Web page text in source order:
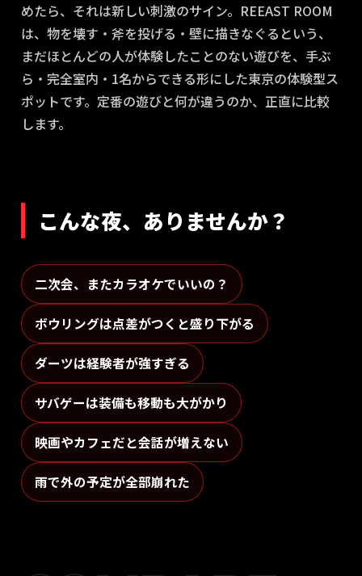
めたら、それは新しい刺激のサイン。REEAST ROOM
は、物を壊す・斧を投げる・壁に描きなぐるという、
まだほとんどの人が体験したことのない遊びを、手ぶ
ら・完全室内・1名からできる形にした東京の体験型ス
ポットです。定番の遊びと何が違うのか、正直に比較
します。
こんな夜、ありませんか？
二次会、またカラオケでいいの？
ボウリングは点差がつくと盛り下がる
ダーツは経験者が強すぎる
サバゲーは装備も移動も大がかり
映画やカフェだと会話が増えない
雨で外の予定が全部崩れた